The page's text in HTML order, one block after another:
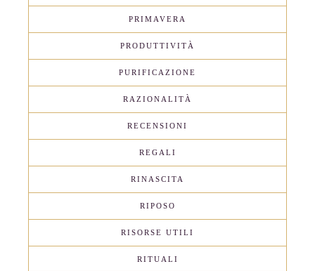
PRIMAVERA
PRODUTTIVITÀ
PURIFICAZIONE
RAZIONALITÀ
RECENSIONI
REGALI
RINASCITA
RIPOSO
RISORSE UTILI
RITUALI